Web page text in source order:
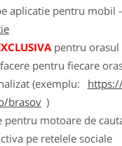
aplicatie pentru mobil
pentru orasul
pentru fiecare
(exemplu:
brasov )
pentru motoare de
pe retelele sociale